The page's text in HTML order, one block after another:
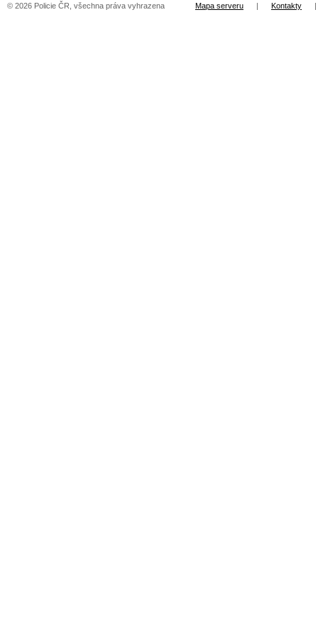
© 2026 Policie ČR, všechna práva vyhrazena Mapa serveru | Kontakty |